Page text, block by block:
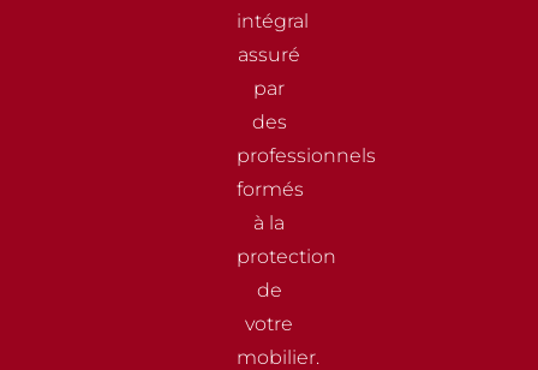
intégral
assuré
par
des
professionnels
formés
à la
protection
de
votre
mobilier.